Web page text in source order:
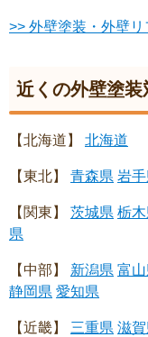
>> 外壁塗装・外壁
近くの外壁塗
【北海道】 北海道
【東北】 青森県 岩
【関東】 茨城県 栃
県
【中部】 新潟県 富
静岡県 愛知県
【近畿】 三重県 滋